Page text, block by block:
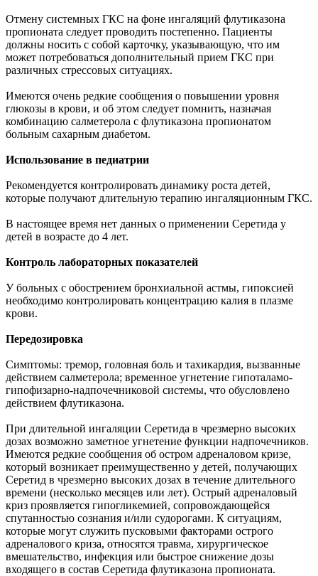
Отмену системных ГКС на фоне ингаляций флутиказона
пропионата следует проводить постепенно. Пациенты
должны носить с собой карточку, указывающую, что им
может потребоваться дополнительный прием ГКС при
различных стрессовых ситуациях.
Имеются очень редкие сообщения о повышении уровня
глюкозы в крови, и об этом следует помнить, назначая
комбинацию салметерола с флутиказона пропионатом
больным сахарным диабетом.
Использование в педиатрии
Рекомендуется контролировать динамику роста детей,
которые получают длительную терапию ингаляционным ГКС.
В настоящее время нет данных о применении Серетида у
детей в возрасте до 4 лет.
Контроль лабораторных показателей
У больных с обострением бронхиальной астмы, гипоксией
необходимо контролировать концентрацию калия в плазме
крови.
Передозировка
Симптомы: тремор, головная боль и тахикардия, вызванные
действием салметерола; временное угнетение гипоталамо-
гипофизарно-надпочечниковой системы, что обусловлено
действием флутиказона.
При длительной ингаляции Серетида в чрезмерно высоких
дозах возможно заметное угнетение функции надпочечников.
Имеются редкие сообщения об остром адреналовом кризе,
который возникает преимущественно у детей, получающих
Серетид в чрезмерно высоких дозах в течение длительного
времени (несколько месяцев или лет). Острый адреналовый
криз проявляется гипогликемией, сопровождающейся
спутанностью сознания и/или судорогами. К ситуациям,
которые могут служить пусковыми факторами острого
адреналового криза, относятся травма, хирургическое
вмешательство, инфекция или быстрое снижение дозы
входящего в состав Серетида флутиказона пропионата.